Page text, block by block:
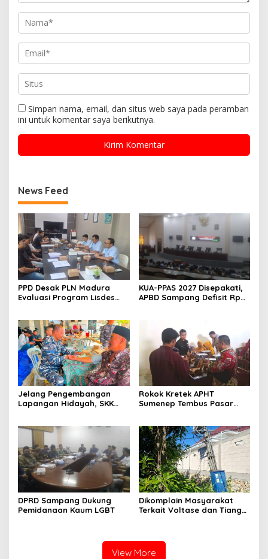
Simpan nama, email, dan situs web saya pada peramban
ini untuk komentar saya berikutnya.
News Feed
PPD Desak PLN Madura
Evaluasi Program Lisdes
KUA-PPAS 2027 Disepakati,
APBD Sampang Defisit Rp
Jelang Pengembangan
Lapangan Hidayah, SKK
Nelayan Sampang
Rokok Kretek APHT
Sumenep Tembus Pasar
DPRD Sampang Dukung
Pemidanaan Kaum LGBT
Dikomplain Masyarakat
Terkait Voltase dan Tiang
View More